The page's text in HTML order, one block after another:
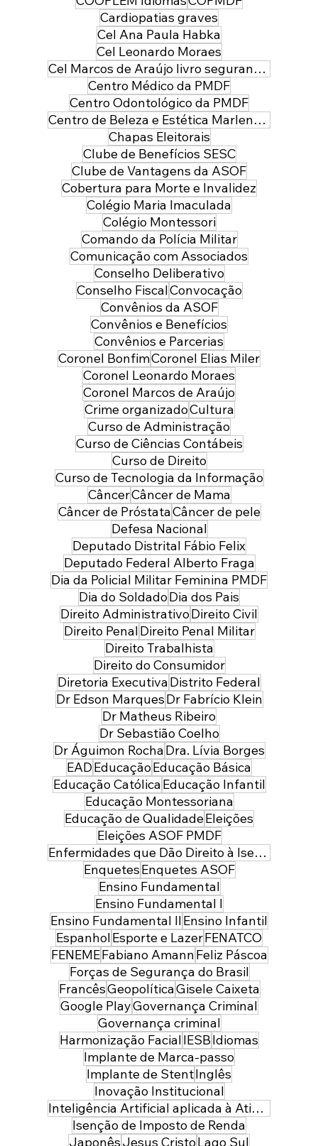
Cardiopatias graves
Cel Ana Paula Habka
Cel Leonardo Moraes
Cel Marcos de Araújo livro segurança pública
Centro Médico da PMDF
Centro Odontológico da PMDF
Centro de Beleza e Estética Marlene Leal
Chapas Eleitorais
Clube de Benefícios SESC
Clube de Vantagens da ASOF
Cobertura para Morte e Invalidez
Colégio Maria Imaculada
Colégio Montessori
Comando da Polícia Militar
Comunicação com Associados
Conselho Deliberativo
Conselho FiscalConvocação
Convênios da ASOF
Convênios e Benefícios
Convênios e Parcerias
Coronel BonfimCoronel Elias Miler
Coronel Leonardo Moraes
Coronel Marcos de Araújo
Crime organizadoCultura
Curso de Administração
Curso de Ciências Contábeis
Curso de Direito
Curso de Tecnologia da Informação
CâncerCâncer de Mama
Câncer de PróstataCâncer de pele
Defesa Nacional
Deputado Distrital Fábio Felix
Deputado Federal Alberto Fraga
Dia da Policial Militar Feminina PMDF
Dia do SoldadoDia dos Pais
Direito AdministrativoDireito Civil
Direito PenalDireito Penal Militar
Direito Trabalhista
Direito do Consumidor
Diretoria ExecutivaDistrito Federal
Dr Edson MarquesDr Fabrício Klein
Dr Matheus Ribeiro
Dr Sebastião Coelho
Dr Águimon RochaDra. Lívia Borges
EADEducaçãoEducação Básica
Educação CatólicaEducação Infantil
Educação Montessoriana
Educação de QualidadeEleições
Eleições ASOF PMDF
Enfermidades que Dão Direito à Isenção de Imposto de Renda
EnquetesEnquetes ASOF
Ensino Fundamental
Ensino Fundamental I
Ensino Fundamental IIEnsino Infantil
EspanholEsporte e LazerFENATCO
FENEMEFabiano AmannFeliz Páscoa
Forças de Segurança do Brasil
FrancêsGeopolíticaGisele Caixeta
Google PlayGovernança Criminal
Governança criminal
Harmonização FacialIESBIdiomas
Implante de Marca-passo
Implante de StentInglês
Inovação Institucional
Inteligência Artificial aplicada à Atividade Policial
Isenção de Imposto de Renda
JaponêsJesus CristoLago Sul